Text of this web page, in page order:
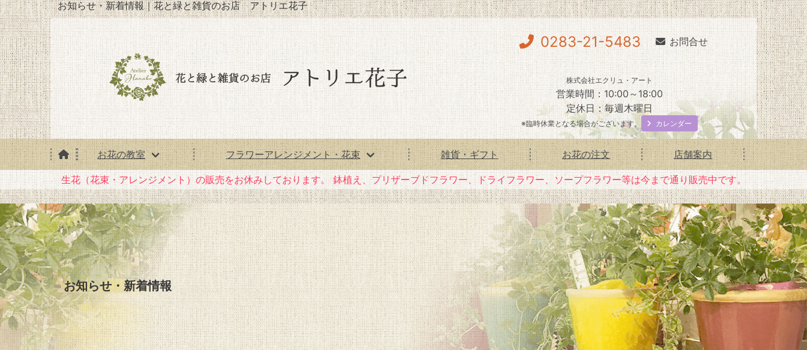
お知らせ・新着情報｜花と緑と雑貨のお店 アトリエ花子
0283-21-5483 お問合せ
株式会社エクリュ・アート
営業時間：10:00～18:00
定休日：毎週木曜日
※臨時休業となる場合がございます。 カレンダー
お花の教室 フラワーアレンジメント・花束 雑貨・ギフト お花の注文 店舗案内
生花（花束・アレンジメント）の販売をお休みしております。鉢植え、プリザーブドフラワー、ドライフラワー、ソープフラワー等は今まで通り販売中です。
お知らせ・新着情報